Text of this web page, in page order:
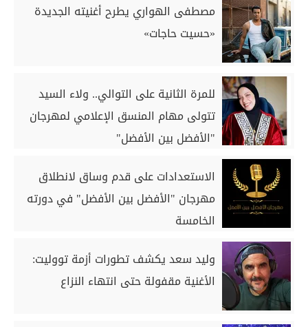
مصطفى الهواري يطرح أغنيته الجديدة
«حسيت حاجات»
للمرة الثانية على التوالي.. ولاء السيد
تتولى مهام المنسق الإعلامي لمهرجان
"الأفضل بين الأفضل"
الاستعدادات على قدم وساق لانطلاق
مهرجان "الأفضل بين الأفضل" في دورته
الخامسة
وليد سعد يكشف تطورات أزمة تووليت:
الأغنية مقفولة حتى انتهاء النزاع